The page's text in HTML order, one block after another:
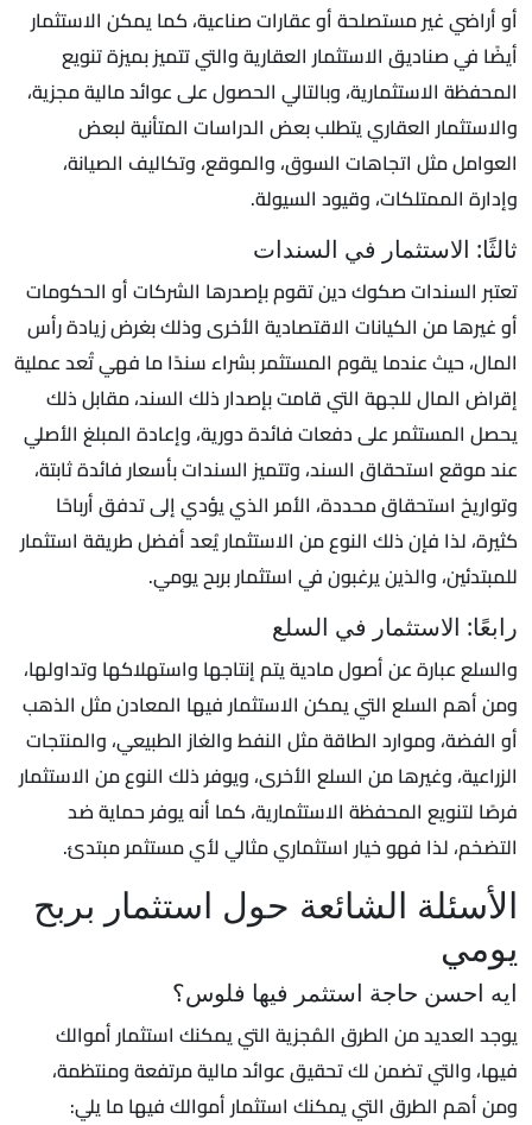
أو أراضي غير مستصلحة أو عقارات صناعية، كما يمكن الاستثمار
أيضًا في صناديق الاستثمار العقارية والتي تتميز بميزة تنويع
المحفظة الاستثمارية، وبالتالي الحصول على عوائد مالية مجزية،
والاستثمار العقاري يتطلب بعض الدراسات المتأنية لبعض
العوامل مثل اتجاهات السوق، والموقع، وتكاليف الصيانة،
وإدارة الممتلكات، وقيود السيولة.
ثالثًا: الاستثمار في السندات
تعتبر السندات صكوك دين تقوم بإصدرها الشركات أو الحكومات
أو غيرها من الكيانات الاقتصادية الأخرى وذلك بغرض زيادة رأس
المال، حيث عندما يقوم المستثمر بشراء سندًا ما فهي تُعد عملية
إقراض المال للجهة التي قامت بإصدار ذلك السند، مقابل ذلك
يحصل المستثمر على دفعات فائدة دورية، وإعادة المبلغ الأصلي
عند موقع استحقاق السند، وتتميز السندات بأسعار فائدة ثابتة،
وتواريخ استحقاق محددة، الأمر الذي يؤدي إلى تدفق أرباحًا
كثيرة، لذا فإن ذلك النوع من الاستثمار يُعد أفضل طريقة استثمار
للمبتدئين، والذين يرغبون في استثمار بربح يومي.
رابعًا: الاستثمار في السلع
والسلع عبارة عن أصول مادية يتم إنتاجها واستهلاكها وتداولها،
ومن أهم السلع التي يمكن الاستثمار فيها المعادن مثل الذهب
أو الفضة، وموارد الطاقة مثل النفط والغاز الطبيعي، والمنتجات
الزراعية، وغيرها من السلع الأخرى، ويوفر ذلك النوع من الاستثمار
فرصًا لتنويع المحفظة الاستثمارية، كما أنه يوفر حماية ضد
التضخم، لذا فهو خيار استثماري مثالي لأي مستثمر مبتدئ.
الأسئلة الشائعة حول استثمار بربح
يومي
ايه احسن حاجة استثمر فيها فلوس؟
يوجد العديد من الطرق المُجزية التي يمكنك استثمار أموالك
فيها، والتي تضمن لك تحقيق عوائد مالية مرتفعة ومنتظمة،
ومن أهم الطرق التي يمكنك استثمار أموالك فيها ما يلي: